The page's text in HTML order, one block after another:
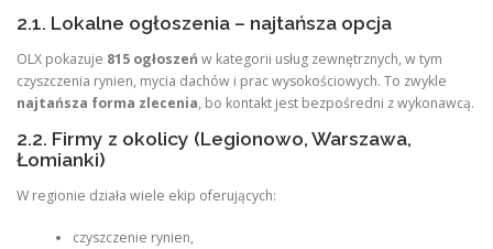
2.1. Lokalne ogłoszenia – najtańsza opcja
OLX pokazuje 815 ogłoszeń w kategorii usług zewnętrznych, w tym
czyszczenia rynien, mycia dachów i prac wysokościowych. To zwykle
najtańsza forma zlecenia, bo kontakt jest bezpośredni z wykonawcą.
2.2. Firmy z okolicy (Legionowo, Warszawa,
Łomianki)
W regionie działa wiele ekip oferujących:
czyszczenie rynien,